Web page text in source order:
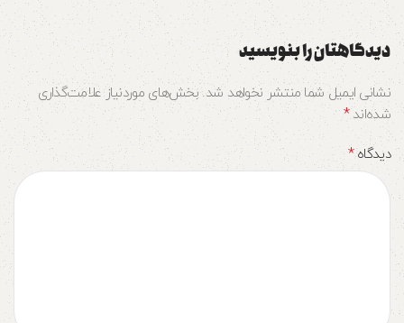
دیدگاهتان را بنویسید
نشانی ایمیل شما منتشر نخواهد شد. بخش‌های موردنیاز علامت‌گذاری
شده‌اند*
دیدگاه*